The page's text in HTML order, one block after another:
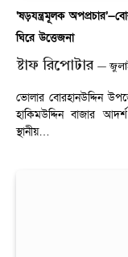
‘ষড়যন্ত্রমূলক
ঘিরে উত্তেজনা
ষ্টাফ রিপোটার
ভোলার বোরহানউদ্দিন
হাকিমউদ্দিন বাজার
স্থানীয়…